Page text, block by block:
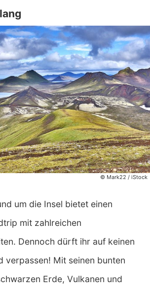
© Mark22 / iStock
um die Insel bietet einen
mit zahlreichen
Dennoch dürft ihr auf keinen
verpassen! Mit seinen bunten
Erde, Vulkanen und